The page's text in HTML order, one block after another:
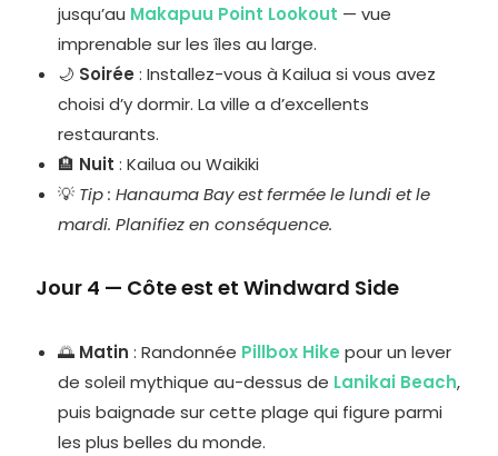
jusqu’au Makapuu Point Lookout — vue
imprenable sur les îles au large.
🌙 Soirée : Installez-vous à Kailua si vous avez
choisi d’y dormir. La ville a d’excellents
restaurants.
🏨 Nuit : Kailua ou Waikiki
💡 Tip : Hanauma Bay est fermée le lundi et le
mardi. Planifiez en conséquence.
Jour 4 — Côte est et Windward Side
🌅 Matin : Randonnée Pillbox Hike pour un lever
de soleil mythique au-dessus de Lanikai Beach,
puis baignade sur cette plage qui figure parmi
les plus belles du monde.